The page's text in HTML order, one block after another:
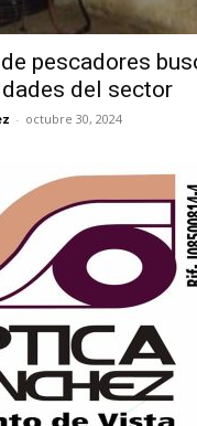
pescadores
del sector
- octubre 30, 2024